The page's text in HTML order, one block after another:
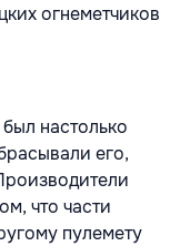
огнеметчиков
настолько
его,
что части
пулемету